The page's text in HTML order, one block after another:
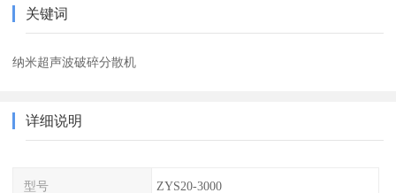
关键词
纳米超声波破碎分散机
详细说明
型号 ZYS20-3000